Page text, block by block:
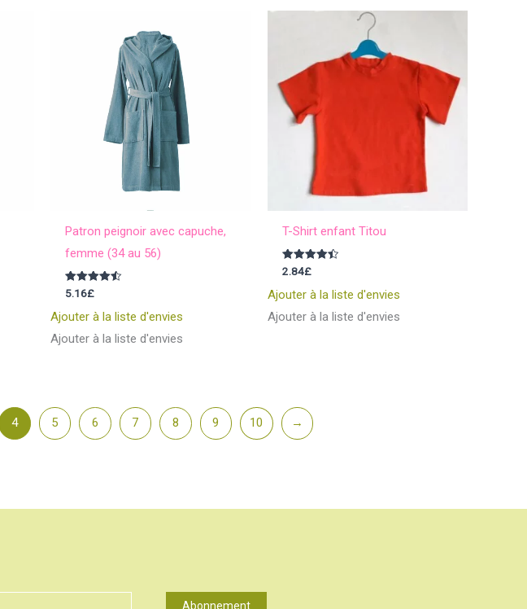
Patron peignoir avec capuche,
femme (34 au 56)
Note
4.50
sur 5
5.16£
Ajouter à la liste d'envies
Ajouter à la liste d'envies
T-Shirt enfant Titou
Note
4.50
sur 5
2.84£
Ajouter à la liste d'envies
Ajouter à la liste d'envies
4 5 6 7 8 9 10 →
Abonnement